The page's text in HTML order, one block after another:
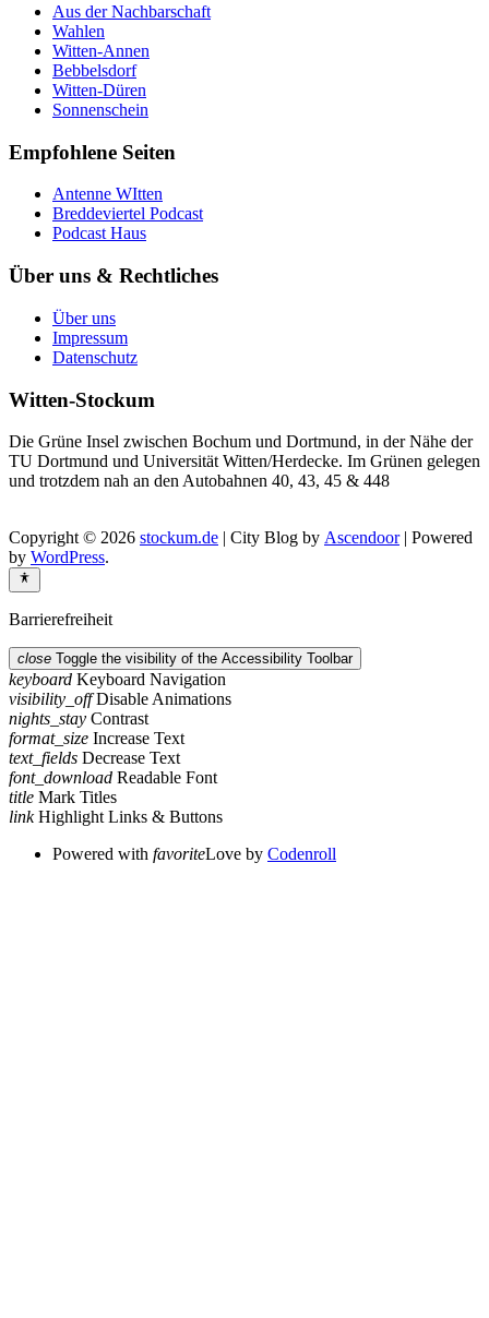
Aus der Nachbarschaft
Wahlen
Witten-Annen
Bebbelsdorf
Witten-Düren
Sonnenschein
Empfohlene Seiten
Antenne WItten
Breddeviertel Podcast
Podcast Haus
Über uns & Rechtliches
Über uns
Impressum
Datenschutz
Witten-Stockum
Die Grüne Insel zwischen Bochum und Dortmund, in der Nähe der
TU Dortmund und Universität Witten/Herdecke. Im Grünen gelegen
und trotzdem nah an den Autobahnen 40, 43, 45 & 448
Copyright © 2026 stockum.de | City Blog by Ascendoor| Powered
by WordPress.
Barrierefreiheit
close Toggle the visibility of the Accessibility Toolbar
keyboard Keyboard Navigation
visibility_off Disable Animations
nights_stay Contrast
format_size Increase Text
text_fields Decrease Text
font_download Readable Font
title Mark Titles
link Highlight Links & Buttons
Powered with favoriteLove by Codenroll